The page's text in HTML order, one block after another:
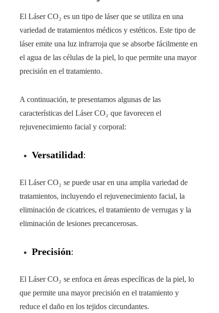
El Láser CO₂ es un tipo de láser que se utiliza en una
variedad de tratamientos médicos y estéticos. Este tipo de
láser emite una luz infrarroja que se absorbe fácilmente en
el agua de las células de la piel, lo que permite una mayor
precisión en el tratamiento.
A continuación, te presentamos algunas de las
características del Láser CO₂ que favorecen el
rejuvenecimiento facial y corporal:
Versatilidad:
El Láser CO₂ se puede usar en una amplia variedad de
tratamientos, incluyendo el rejuvenecimiento facial, la
eliminación de cicatrices, el tratamiento de verrugas y la
eliminación de lesiones precancerosas.
Precisión:
El Láser CO₂ se enfoca en áreas específicas de la piel, lo
que permite una mayor precisión en el tratamiento y
reduce el daño en los tejidos circundantes.